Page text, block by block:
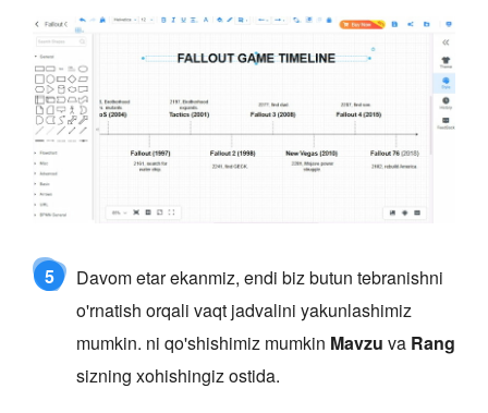
5
Davom etar ekanmiz, endi biz butun tebranishni
o'rnatish orqali vaqt jadvalini yakunlashimiz
mumkin. ni qo'shishimiz mumkin Mavzu va Rang
sizning xohishingiz ostida.